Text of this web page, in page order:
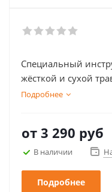
Специальный
жёсткой и сухой
Подробнее
от 3 290 руб
В наличии
Подробнее